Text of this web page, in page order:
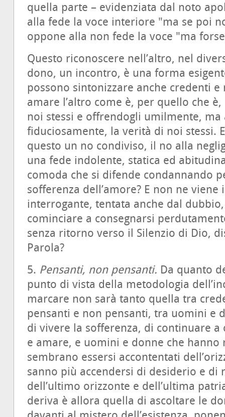
quella parte – evidenziata dal noto
alla fede la voce interiore "ma se poi
oppone alla non fede la voce "ma
Questo riconoscere nell’altro, nel
dono, un incontro, è una forma
possono sintonizzare anche credenti
amare l’altro come è, per quello che
noi stessi e offrendogli umilmente, ma
fiduciosamente, la verità di noi stessi.
questo un no condiviso, il no alla
una fede indolente, statica ed
comoda che si difende condannando
sofferenza dell’amore? E non ne viene
interrogante, tentata anche dal
cominciare a consegnarsi
senza ritorno verso il Silenzio di Dio,
Parola?
5. Pensanti, non pensanti. Da quanto
punto di vista della metodologia
marcare non sarà tanto quella tra
pensanti e non pensanti, tra uomini e
di vivere la sofferenza, di continuare
e amare, e uomini e donne che
sembrano essersi accontentati
sanno più accendersi di desiderio e di
dell’ultimo orizzonte e dell’ultima
deriva è allora quella di ascoltare le